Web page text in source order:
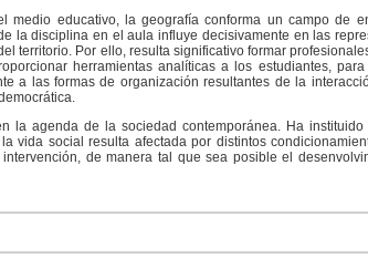
medio educativo, la geografía conforma un campo de
la disciplina en el aula influye decisivamente en las
territorio. Por ello, resulta significativo formar
herramientas analíticas a los estudiantes,
a las formas de organización resultantes de la
la agenda de la sociedad contemporánea. Ha
vida social resulta afectada por distintos
de manera tal que sea posible el